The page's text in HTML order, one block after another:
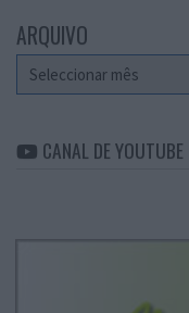
ARQUIVO
Arquivo
CANAL DE YOUTUBE